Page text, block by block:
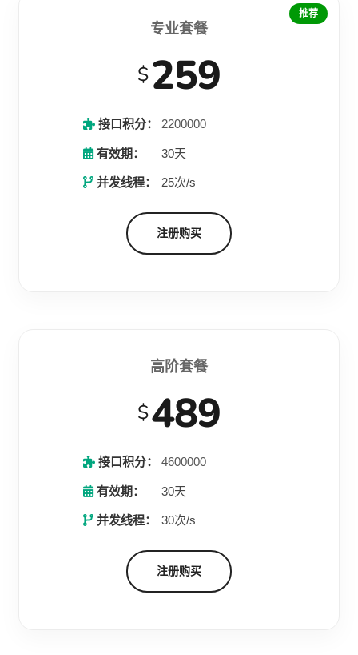
推荐
专业套餐
$259
接口积分： 2200000
有效期： 30天
并发线程： 25次/s
注册购买
高阶套餐
$489
接口积分： 4600000
有效期： 30天
并发线程： 30次/s
注册购买